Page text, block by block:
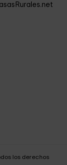
los derechos